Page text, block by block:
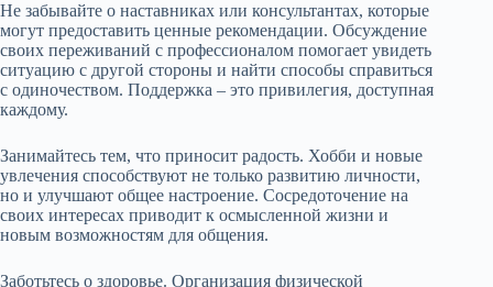
Не забывайте о наставниках или консультантах, которые
могут предоставить ценные рекомендации. Обсуждение
своих переживаний с профессионалом помогает увидеть
ситуацию с другой стороны и найти способы справиться
с одиночеством. Поддержка – это привилегия, доступная
каждому.
Занимайтесь тем, что приносит радость. Хобби и новые
увлечения способствуют не только развитию личности,
но и улучшают общее настроение. Сосредоточение на
своих интересах приводит к осмысленной жизни и
новым возможностям для общения.
Заботьтесь о здоровье. Организация физической